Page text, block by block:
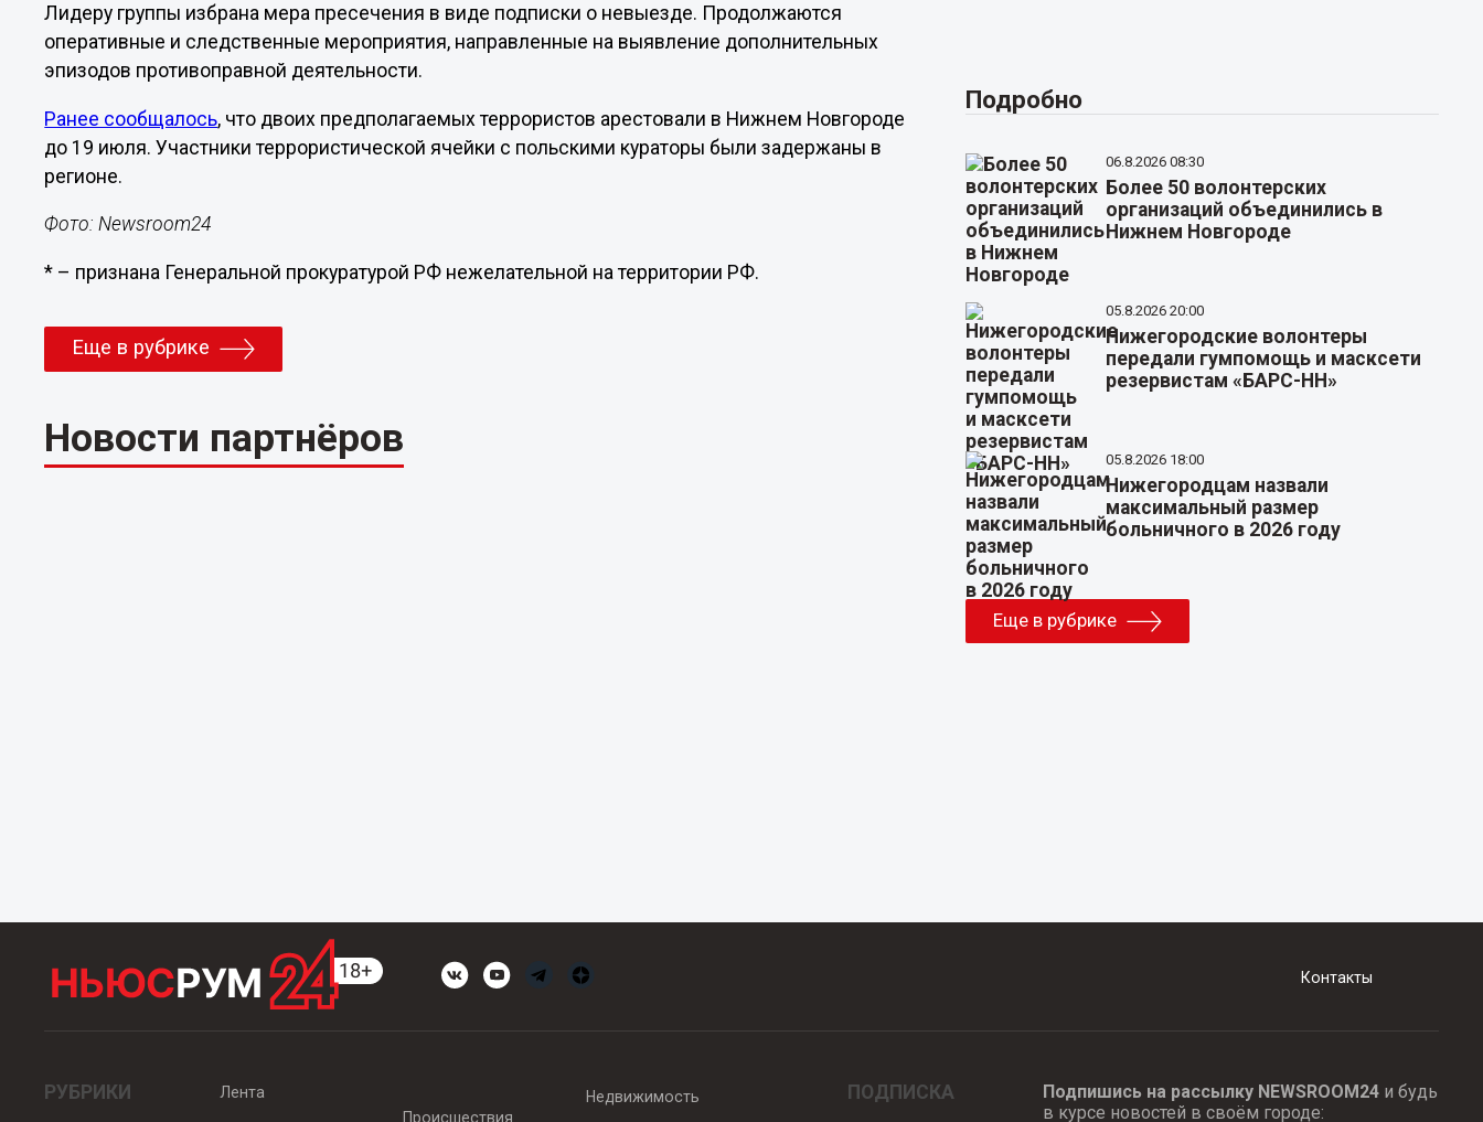
Лидеру группы избрана мера пресечения в виде подписки о невыезде. Продолжаются
оперативные и следственные мероприятия, направленные на выявление дополнительных
эпизодов противоправной деятельности.
Ранее сообщалось, что двоих предполагаемых террористов арестовали в Нижнем Новгороде
до 19 июля. Участники террористической ячейки с польскими кураторы были задержаны в
регионе.
Фото: Newsroom24
* – признана Генеральной прокуратурой РФ нежелательной на территории РФ.
Еще в рубрике
Новости партнёров
Подробно
06.8.2026 08:30
Более 50 волонтерских
организаций объединились в
Нижнем Новгороде
05.8.2026 20:00
Нижегородские волонтеры
передали гумпомощь и масксети
резервистам «БАРС-НН»
05.8.2026 18:00
Нижегородцам назвали
максимальный размер
больничного в 2026 году
Еще в рубрике
Контакты
РУБРИКИ
Лента
Происшествия
Недвижимость ПОДПИСКА Подпишись на рассылку NEWSROOM24и будь
в курсе новостей в своём городе: